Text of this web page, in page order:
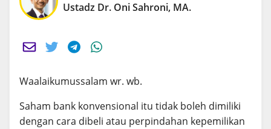
Ustadz Dr. Oni Sahroni, MA.
Waalaikumussalam wr. wb.
Saham bank konvensional itu tidak boleh dimiliki
dengan cara dibeli atau perpindahan kepemilikan